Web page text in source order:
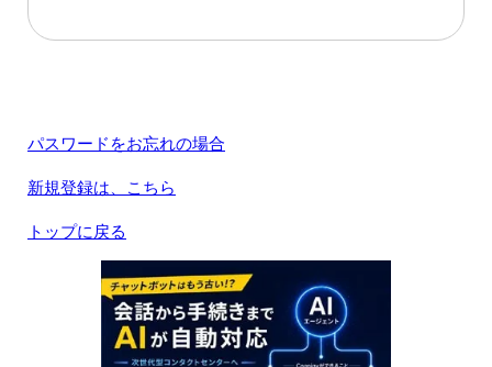
パスワードをお忘れの場合
新規登録は、こちら
トップに戻る